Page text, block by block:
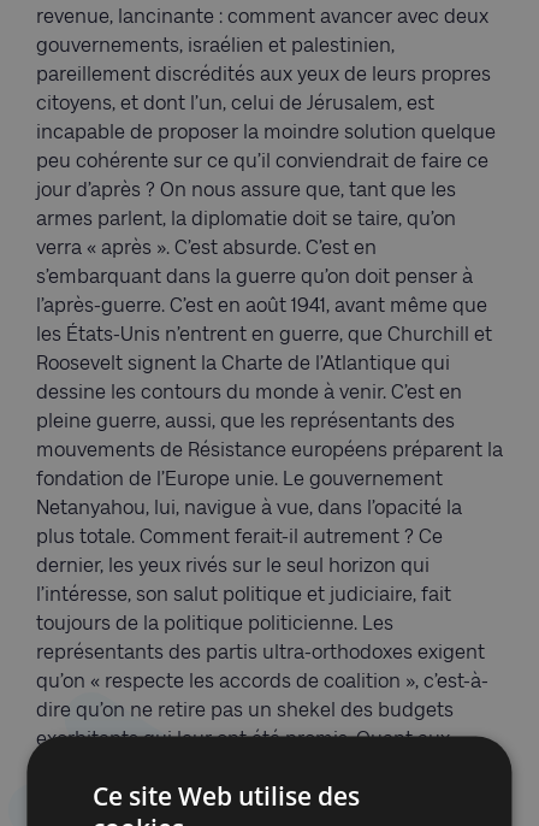
revenue, lancinante : comment avancer avec deux
gouvernements, israélien et palestinien,
pareillement discrédités aux yeux de leurs propres
citoyens, et dont l’un, celui de Jérusalem, est
incapable de proposer la moindre solution quelque
peu cohérente sur ce qu’il conviendrait de faire ce
jour d’après ? On nous assure que, tant que les
armes parlent, la diplomatie doit se taire, qu’on
verra « après ». C’est absurde. C’est en
s’embarquant dans la guerre qu’on doit penser à
l’après-guerre. C’est en août 1941, avant même que
les États-Unis n’entrent en guerre, que Churchill et
Roosevelt signent la Charte de l’Atlantique qui
dessine les contours du monde à venir. C’est en
pleine guerre, aussi, que les représentants des
mouvements de Résistance européens préparent la
fondation de l’Europe unie. Le gouvernement
Netanyahou, lui, navigue à vue, dans l’opacité la
plus totale. Comment ferait-il autrement ? Ce
dernier, les yeux rivés sur le seul horizon qui
l’intéresse, son salut politique et judiciaire, fait
toujours de la politique politicienne. Les
représentants des partis ultra-orthodoxes exigent
qu’on « respecte les accords de coalition », c’est-à-
dire qu’on ne retire pas un shekel des budgets
exorbitants qui leur ont été promis. Quant aux
suprémaciste, ils exploitent la campagne de Gaza
Ce site Web utilise des